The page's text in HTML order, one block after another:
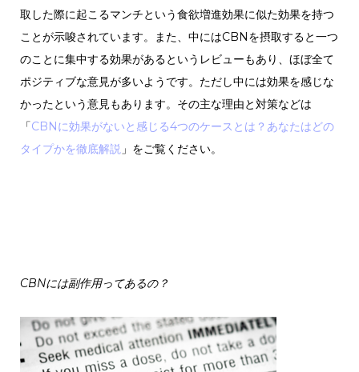
取した際に起こるマンチという食欲増進効果に似た効果を持つ
ことが示唆されています。また、中にはCBNを摂取すると一つ
のことに集中する効果があるというレビューもあり、ほぼ全て
ポジティブな意見が多いようです。ただし中には効果を感じな
かったという意見もあります。その主な理由と対策などは
「CBNに効果がないと感じる4つのケースとは？あなたはどの
タイプかを徹底解説」をご覧ください。
CBNには副作用ってあるの？